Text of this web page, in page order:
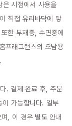
시점에서 사용을
직접 유리바닥에 닿
한 부재중, 수면중에
프래그런스의 오남용
. 결제 완료 후, 주문
가능합니다. 일부
, 이 경우 별도 안내